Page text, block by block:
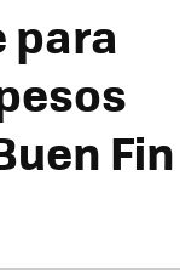
para
Fin